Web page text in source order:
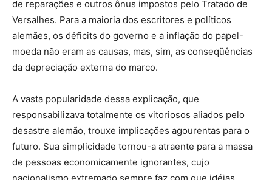
de reparações e outros ônus impostos pelo Tratado de
Versalhes. Para a maioria dos escritores e políticos
alemães, os déficits do governo e a inflação do papel-
moeda não eram as causas, mas, sim, as conseqüências
da depreciação externa do marco.
A vasta popularidade dessa explicação, que
responsabilizava totalmente os vitoriosos aliados pelo
desastre alemão, trouxe implicações agourentas para o
futuro. Sua simplicidade tornou-a atraente para a massa
de pessoas economicamente ignorantes, cujo